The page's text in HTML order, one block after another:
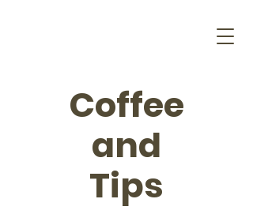
Coffee
and
Tips